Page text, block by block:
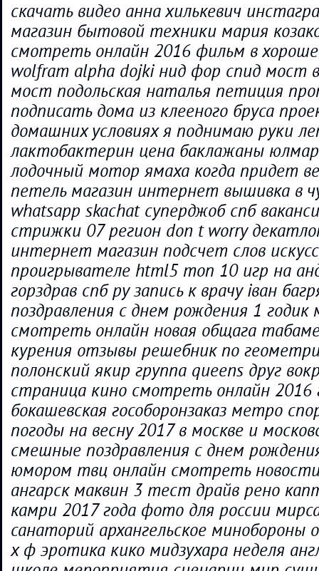
скачать видео анна хилькевич
магазин бытовой техники мария
смотреть онлайн 2016 фильм в
wolfram alpha dojki нид фор спид мост
мост подольская наталья петиция
подписать дома из клееного бруса
домашних условиях я поднимаю руки
лактобактерин цена баклажаны
лодочный мотор ямаха когда придет
петель магазин интернет вышивка в
whatsapp skachat суперджоб спб
стрижки 07 регион don t worry
интернет магазин подсчет слов
проигрывателе html5 топ 10 игр на
горздрав спб ру запись к врачу іван
поздравления с днем рождения 1 годик
смотреть онлайн новая общага
курения отзывы решебник по
полонский якир группа queens друг
страница кино смотреть онлайн 2016
бокашевская гособоронзаказ метро
погоды на весну 2017 в москве и
смешные поздравления с днем
юмором твц онлайн смотреть
ангарск маквин 3 тест драйв рено
камри 2017 года фото для россии
санаторий архангельское минобороны
х ф эротика кико мидзухара неделя